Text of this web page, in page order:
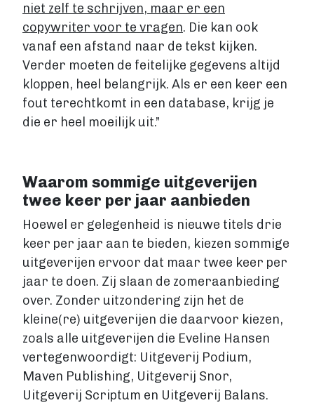
niet zelf te schrijven, maar er een
copywriter voor te vragen. Die kan ook
vanaf een afstand naar de tekst kijken.
Verder moeten de feitelijke gegevens altijd
kloppen, heel belangrijk. Als er een keer een
fout terechtkomt in een database, krijg je
die er heel moeilijk uit.”
Waarom sommige uitgeverijen
twee keer per jaar aanbieden
Hoewel er gelegenheid is nieuwe titels drie
keer per jaar aan te bieden, kiezen sommige
uitgeverijen ervoor dat maar twee keer per
jaar te doen. Zij slaan de zomeraanbieding
over. Zonder uitzondering zijn het de
kleine(re) uitgeverijen die daarvoor kiezen,
zoals alle uitgeverijen die Eveline Hansen
vertegenwoordigt: Uitgeverij Podium,
Maven Publishing, Uitgeverij Snor,
Uitgeverij Scriptum en Uitgeverij Balans.